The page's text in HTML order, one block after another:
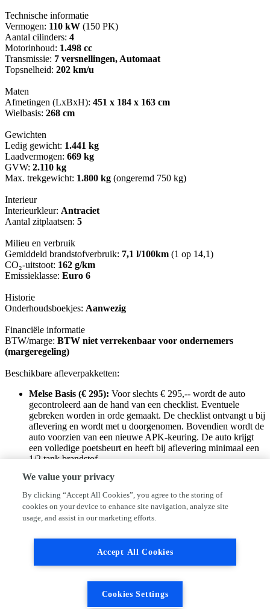
Technische informatie
Vermogen: 110 kW (150 PK)
Aantal cilinders: 4
Motorinhoud: 1.498 cc
Transmissie: 7 versnellingen, Automaat
Topsnelheid: 202 km/u
Maten
Afmetingen (LxBxH): 451 x 184 x 163 cm
Wielbasis: 268 cm
Gewichten
Ledig gewicht: 1.441 kg
Laadvermogen: 669 kg
GVW: 2.110 kg
Max. trekgewicht: 1.800 kg (ongeremd 750 kg)
Interieur
Interieurkleur: Antraciet
Aantal zitplaatsen: 5
Milieu en verbruik
Gemiddeld brandstofverbruik: 7,1 l/100km (1 op 14,1)
CO₂-uitstoot: 162 g/km
Emissieklasse: Euro 6
Historie
Onderhoudsboekjes: Aanwezig
Financiële informatie
BTW/marge: BTW niet verrekenbaar voor ondernemers
(margeregeling)
Beschikbare afleverpakketten:
Melse Basis (€ 295): Voor slechts € 295,-- wordt de auto
gecontroleerd aan de hand van een checklist. Eventuele
gebreken worden in orde gemaakt. De checklist ontvangt u bij
aflevering en wordt met u doorgenomen. Bovendien wordt de
auto voorzien van een nieuwe APK-keuring. De auto krijgt
een volledige poetsbeurt en heeft bij aflevering minimaal een
1/2 tank brandstof.
auto een volledige onderhoudsbeurt volgens het
fabrieksonderhoudsschema en wordt APK-gekeurd.
Bovendien krijgt u 6 maanden garantie, een volledige
poetsbeurt en een 1/2 tank brandstof.
Dit afleverpakket bevat: 6 maanden garantie (6 maanden
auto een volledige onderhoudsbeurt volgens het
fabrieksonderhoudsschema en wordt APK-gekeurd.
volledige poetsbeurt en een 1/2 tank brandstof.
Dit afleverpakket bevat: Bovag garantie (12 maanden
We value your privacy
By clicking “Accept All Cookies”, you agree to the storing of
cookies on your device to enhance site navigation, analyze site
usage, and assist in our marketing efforts.
Accept All Cookies
Cookies Settings